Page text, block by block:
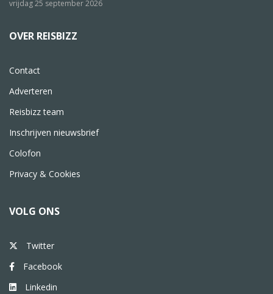
vrijdag 25 september 2026
OVER REISBIZZ
Contact
Adverteren
Reisbizz team
Inschrijven nieuwsbrief
Colofon
Privacy & Cookies
VOLG ONS
Twitter
Facebook
Linkedin